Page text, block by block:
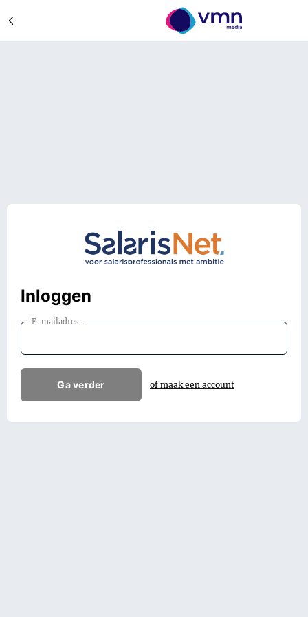
Inloggen
E-mailadres
Ga verder of maak een account